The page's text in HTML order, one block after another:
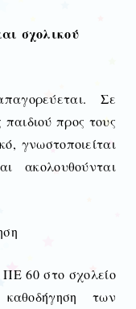
σχολικού
Σε
προς τους
γνωστοποιείται
ακολουθούνται
60 στο σχολείο
των